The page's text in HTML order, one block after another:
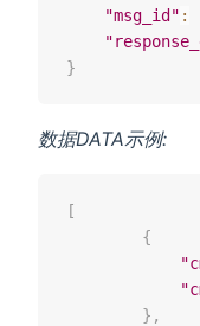
"msg_id" :
}
数据DATA示例:
[
{
} ,